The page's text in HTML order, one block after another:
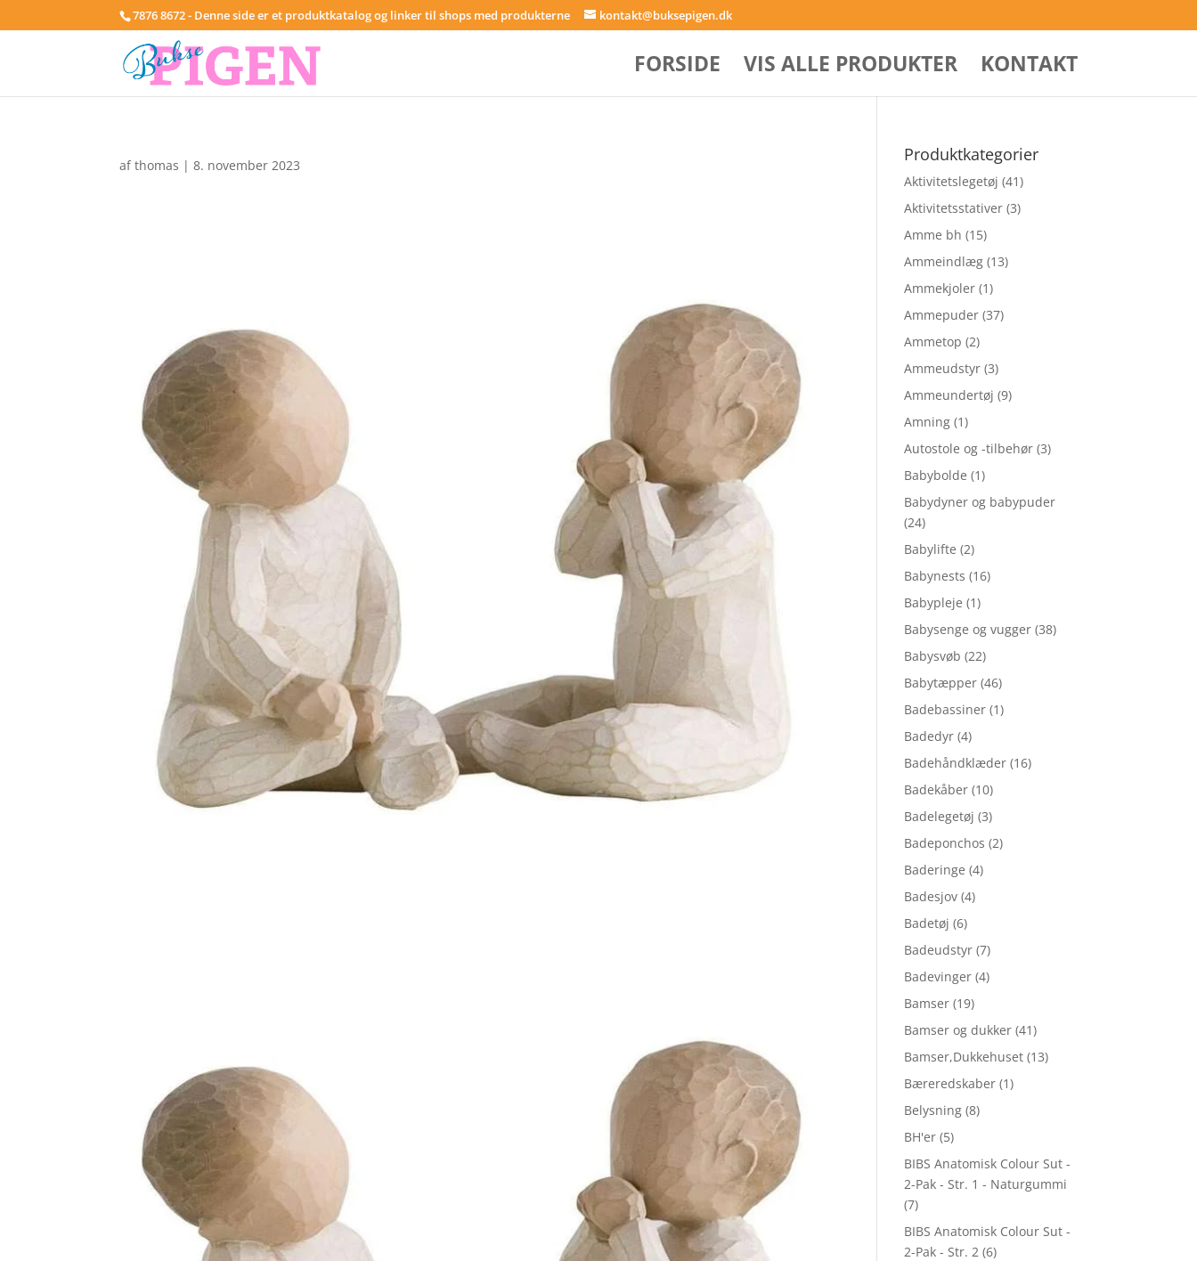
7876 8672 - Denne side er et produktkatalog og linker til shops med produkterne kontakt@buksepigen.dk
FORSIDE VIS ALLE PRODUKTER KONTAKT
afthomas |8. november 2023
Produktkategorier
Aktivitetslegetøj (41)
Aktivitetsstativer (3)
Amme bh (15)
Ammeindlæg (13)
Ammekjoler (1)
Ammepuder (37)
Ammetop (2)
Ammeudstyr (3)
Ammeundertøj (9)
Amning (1)
Autostole og -tilbehør (3)
Babybolde (1)
Babydyner og babypuder
(24)
Babylifte (2)
Babynests (16)
Babypleje (1)
Babysenge og vugger (38)
Babysvøb (22)
Babytæpper (46)
Badebassiner (1)
Badedyr (4)
Badehåndklæder (16)
Badekåber (10)
Badelegetøj (3)
Badeponchos (2)
Baderinge (4)
Badesjov (4)
Badetøj (6)
Badeudstyr (7)
Badevinger (4)
Bamser (19)
Bamser og dukker (41)
Bamser,Dukkehuset (13)
Bæreredskaber (1)
Belysning (8)
BH'er (5)
BIBS Anatomisk Colour Sut -
2-Pak - Str. 1 - Naturgummi
(7)
BIBS Anatomisk Colour Sut -
2-Pak - Str. 2 (6)